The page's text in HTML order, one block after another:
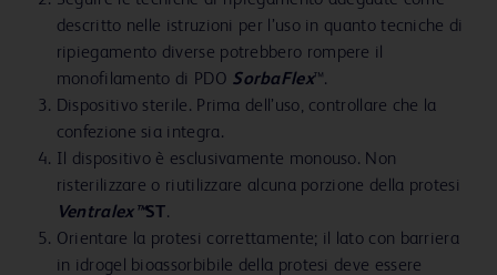
descritto nelle istruzioni per l’uso in quanto tecniche di
ripiegamento diverse potrebbero rompere il
monofilamento di PDO SorbaFlex™.
Dispositivo sterile. Prima dell’uso, controllare che la
confezione sia integra.
Il dispositivo è esclusivamente monouso. Non
risterilizzare o riutilizzare alcuna porzione della protesi
Ventralex™ST.
Orientare la protesi correttamente; il lato con barriera
in idrogel bioassorbibile della protesi deve essere